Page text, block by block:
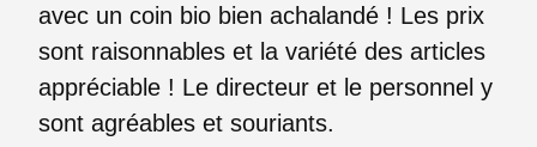
avec un coin bio bien achalandé ! Les prix
sont raisonnables et la variété des articles
appréciable ! Le directeur et le personnel y
sont agréables et souriants.